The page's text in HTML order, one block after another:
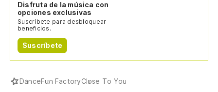
Disfruta de la música con
opciones exclusivas
Suscríbete para desbloquear
beneficios.
Suscríbete
DanceFun FactoryClose To You